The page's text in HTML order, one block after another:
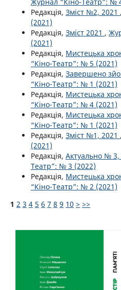
Редакція, Зміст №2, 2021 ,
(2021)
Редакція, Зміст 2021 ,
(2021)
Редакція, Мистецька
“Кіно-Театр”: № 5 (2021)
Редакція, Завершено
“Кіно-Театр”: № 1 (2021)
Редакція, Мистецька
“Кіно-Театр”: № 4 (2021)
Редакція, Мистецька
“Кіно-Театр”: № 1 (2021)
Редакція, Зміст №1, 2021 ,
(2021)
Редакція, Актуально № 3,
Театр”: № 3 (2022)
Редакція, Мистецька
“Кіно-Театр”: № 2 (2021)
1 2 3 4 5 6 7 8 9 10 > >>